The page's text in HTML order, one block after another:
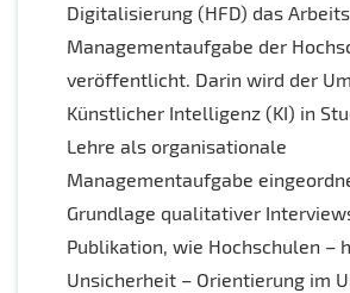
Digitalisierung (HFD) das
Managementaufgabe der
veröffentlicht. Darin wird der
Künstlicher Intelligenz (KI) in
Lehre als organisationale
Managementaufgabe
Grundlage qualitativer
Publikation, wie Hochschulen –
Unsicherheit – Orientierung im